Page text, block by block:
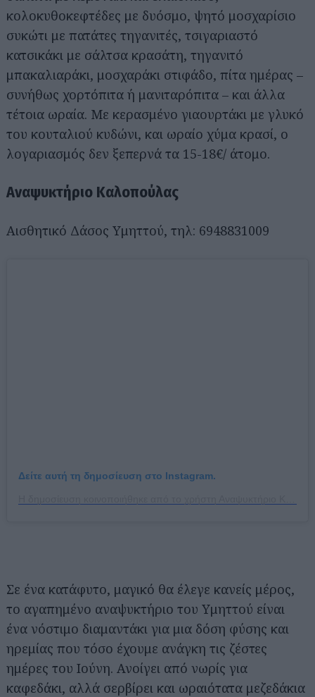
κολοκυθοκεφτέδες με δυόσμο, ψητό μοσχαρίσιο
συκώτι με πατάτες τηγανιτές, τσιγαριαστό
κατσικάκι με σάλτσα κρασάτη, τηγανιτό
μπακαλιαράκι, μοσχαράκι στιφάδο, πίτα ημέρας –
συνήθως χορτόπιτα ή μανιταρόπιτα – και άλλα
τέτοια ωραία. Με κερασμένο γιαουρτάκι με γλυκό
του κουταλιού κυδώνι, και ωραίο χύμα κρασί, ο
λογαριασμός δεν ξεπερνά τα 15-18€/ άτομο.
Αναψυκτήριο Καλοπούλας
Αισθητικό Δάσος Υμηττού, τηλ: 6948831009
Δείτε αυτή τη δημοσίευση στο Instagram.
Σε ένα κατάφυτο, μαγικό θα έλεγε κανείς μέρος,
το αγαπημένο αναψυκτήριο του Υμηττού είναι
ένα νόστιμο διαμαντάκι για μια δόση φύσης και
ηρεμίας που τόσο έχουμε ανάγκη τις ζέστες
ημέρες του Ιούνη. Ανοίγει από νωρίς για
καφεδάκι, αλλά σερβίρει και ωραιότατα μεζεδάκια